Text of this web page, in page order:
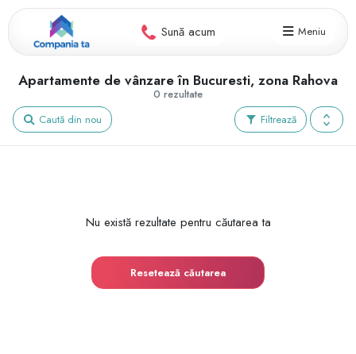
Sună acum Meniu
0 rezultate
Apartamente de vânzare în Bucuresti, zona Rahova
Filtrează
Caută din nou
Nu există rezultate pentru căutarea ta
Resetează căutarea